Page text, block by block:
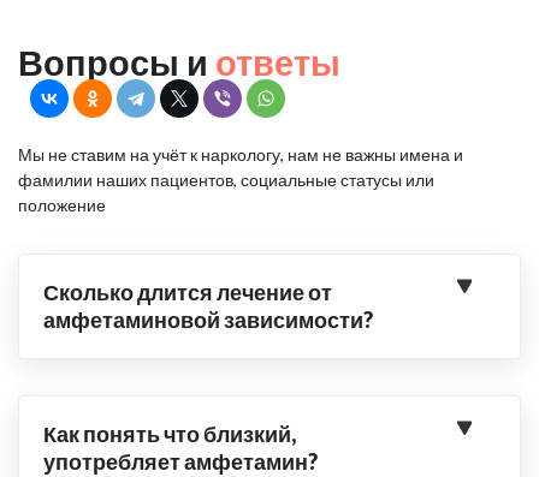
Вопросы и ответы
Мы не ставим на учёт к наркологу, нам не важны имена и
фамилии наших пациентов, социальные статусы или
положение
Сколько длится лечение от
амфетаминовой зависимости?
Как понять что близкий,
употребляет амфетамин?